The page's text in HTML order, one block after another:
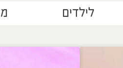
לילדים